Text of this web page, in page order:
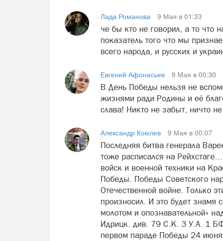
Лада Романова
9 Мая в 01:33
че бы кто не говорил, а то что
показатель того что мы
всего народа, и русских и
Евгений Афонасьев
9 Мая в 00:30
В День Победы нельзя не
жизнями ради Родины и её
слава! Никто не забыт, ничто
Александр Комлев
9 Мая в 00:07
Последняя битва генерала
тоже расписался на
войск и военной техники на
Победы. Победы Советского
Отечественной войне. Только
произносил. И это будет знамя
молотом и опознавательной»
Идрицк. див. 79 C.К. 3 У.А. 1
первом параде Победы 24